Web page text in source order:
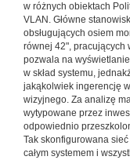
w różnych obiektach
VLAN. Główne
obsługujących osiem
równej 42", pracujących
pozwala na
w skład systemu,
jakąkolwiek ingerencję
wizyjnego. Za analizę
wytypowane przez
odpowiednio
Tak skonfigurowana
całym systemem i